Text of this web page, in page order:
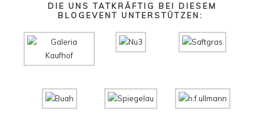
DIE UNS TATKRÄFTIG BEI DIESEM
BLOGEVENT UNTERSTÜTZEN: